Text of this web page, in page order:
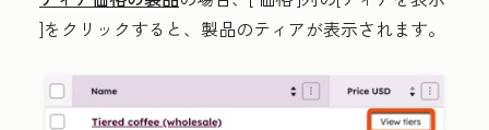
]をクリックすると、製品のティアが表示されます。